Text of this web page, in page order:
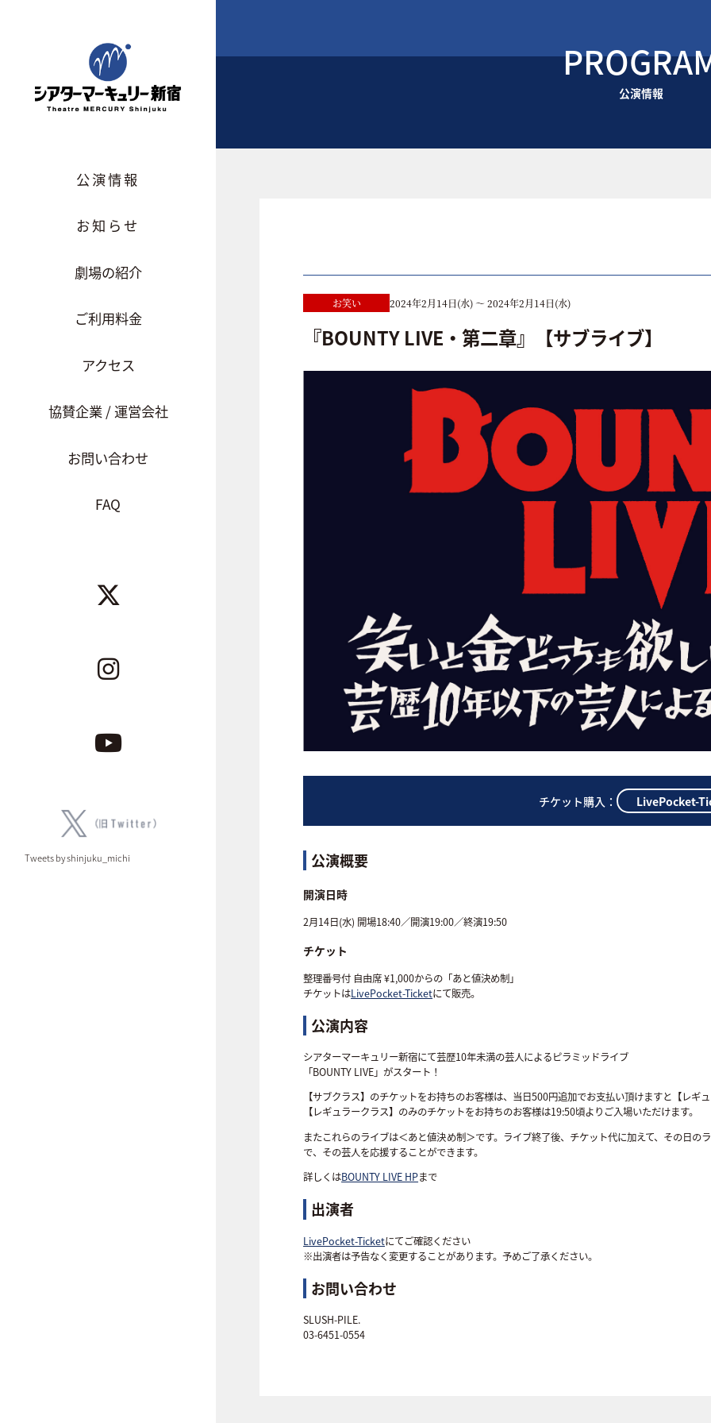
公演情報
お知らせ
劇場の紹介
ご利用料金
アクセス
協賛企業 / 運営会社
お問い合わせ
FAQ
Tweets by shinjuku_michi
公演情報
お笑い 2024年2月14日(水) ～ 2024年2月14日(水)
『BOUNTY LIVE・第二章』【サブライブ】
チケット購入： LivePocket-
公演概要
開演日時
2月14日(水) 開場18:40／開演19:00／終演19:50
チケット
整理番号付 自由席 ¥1,000からの「あと値決め制」
チケットはLivePocket-Ticketにて販売。
公演内容
シアターマーキュリー新宿にて芸歴10年未満の芸人によるピラミッドライブ
「BOUNTY LIVE」がスタート！
【サブクラス】のチケットをお持ちのお客様は、当日500円追加でお支払い頂けますと【レギ
【レギュラークラス】のみのチケットをお持ちのお客様は19:50頃よりご入場いただけます。
またこれらのライブは＜あと値決め制＞です。ライブ終了後、チケット代に加えて、その日
で、その芸人を応援することができます。
詳しくはBOUNTY LIVE HPまで
出演者
LivePocket-Ticketにてご確認ください
※出演者は予告なく変更することがあります。予めご了承ください。
お問い合わせ
SLUSH-PILE.
03-6451-0554